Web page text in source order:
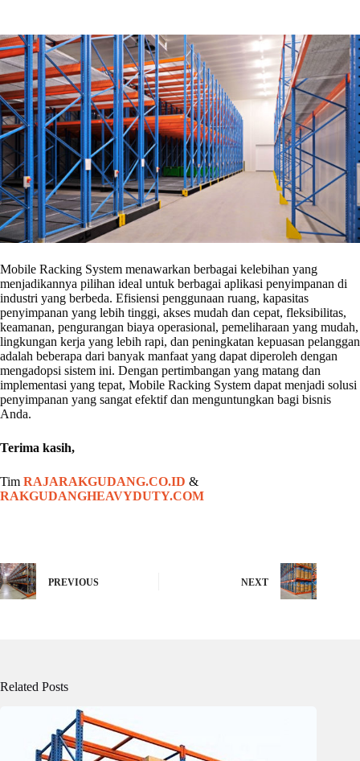
Mobile Racking System menawarkan berbagai kelebihan yang
menjadikannya pilihan ideal untuk berbagai aplikasi penyimpanan di
industri yang berbeda. Efisiensi penggunaan ruang, kapasitas
penyimpanan yang lebih tinggi, akses mudah dan cepat, fleksibilitas,
keamanan, pengurangan biaya operasional, pemeliharaan yang mudah,
lingkungan kerja yang lebih rapi, dan peningkatan kepuasan pelanggan
adalah beberapa dari banyak manfaat yang dapat diperoleh dengan
mengadopsi sistem ini. Dengan pertimbangan yang matang dan
implementasi yang tepat, Mobile Racking System dapat menjadi solusi
penyimpanan yang sangat efektif dan menguntungkan bagi bisnis
Anda.
Terima kasih,
Tim RAJARAKGUDANG.CO.ID &
RAKGUDANGHEAVYDUTY.COM
PREVIOUS NEXT
Related Posts